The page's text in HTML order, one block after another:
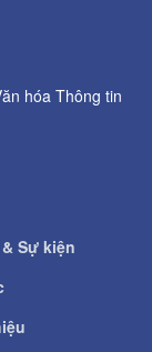
hóa Thông tin
Sự kiện